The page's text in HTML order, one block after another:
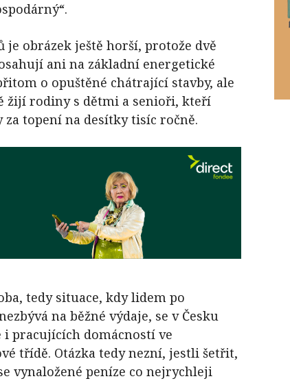
je obrázek ještě horší, protože dvě
ani na základní energetické
o opuštěné chátrající stavby, ale
žijí rodiny s dětmi a senioři, kteří
za topení na desítky tisíc ročně.
tedy situace, kdy lidem po
na běžné výdaje, se v Česku
i pracujících domácností ve
třídě. Otázka tedy nezní, jestli šetřit,
vynaložené peníze co nejrychleji